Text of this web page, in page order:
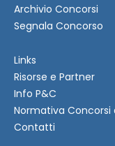
Archivio Concorsi
Segnala Concorso
Links
Risorse e Partner
Info P&C
Normativa Concorsi
Contatti